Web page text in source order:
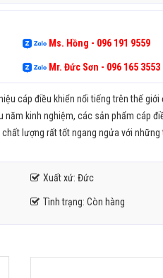
Ms. Hồng - 096 191 9559
Mr. Đức Sơn - 096 165 3553
cáp điều khiển nổi tiếng trên thế
kinh nghiệm, các sản phẩm cáp
lượng rất tốt ngang ngửa với những
Xuất xứ: Đức
Tình trạng: Còn hàng